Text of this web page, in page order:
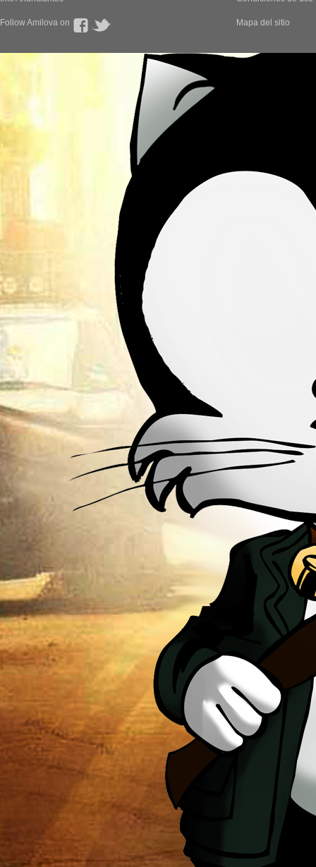
Follow Amilova on Mapa del sitio